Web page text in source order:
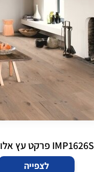
IMP1626S פרקט עץ אלון נוגט
לצפייה